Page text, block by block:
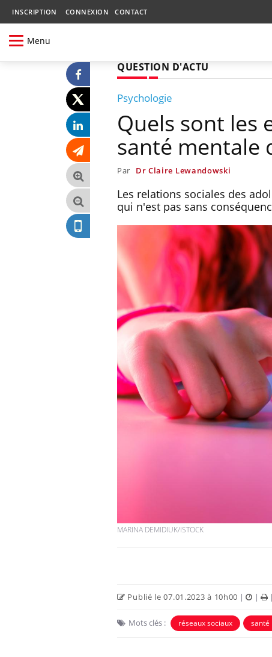
INSCRIPTION CONNEXION CONTACT
Menu
QUESTION D'ACTU
Psychologie
Quels sont les
santé mentale
Par Dr Claire Lewandowski
Les relations sociales des
qui n'est pas sans
MARINA DEMIDIUK/ISTOCK
Publié le 07.01.2023 à 10h00 | |
Mots clés : réseaux sociaux santé